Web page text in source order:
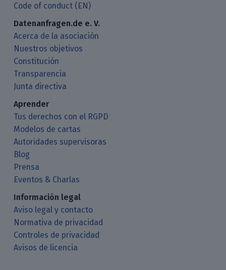
Code of conduct (EN)
Datenanfragen.de e. V.
Acerca de la asociación
Nuestros objetivos
Constitución
Transparencia
Junta directiva
Aprender
Tus derechos con el RGPD
Modelos de cartas
Autoridades supervisoras
Blog
Prensa
Eventos & Charlas
Información legal
Aviso legal y contacto
Normativa de privacidad
Controles de privacidad
Avisos de licencia